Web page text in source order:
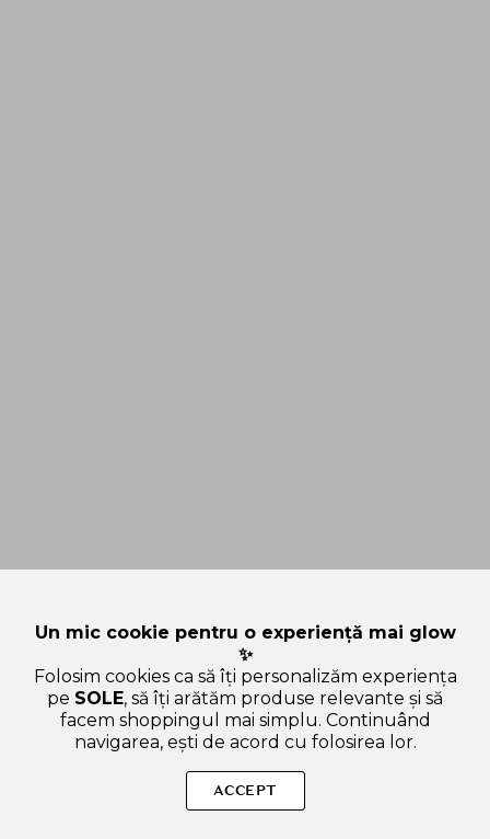
Rice Wipe Facial Cleanser - crema de curatare formulata cu
extract de orez Yeoju si AHA, care contribuie la curatarea
Un mic cookie pentru o experiență mai glow
✨
Folosim cookies ca să îți personalizăm experiența
pe SOLE, să îți arătăm produse relevante și să
facem shoppingul mai simplu. Continuând
navigarea, ești de acord cu folosirea lor.
ACCEPT